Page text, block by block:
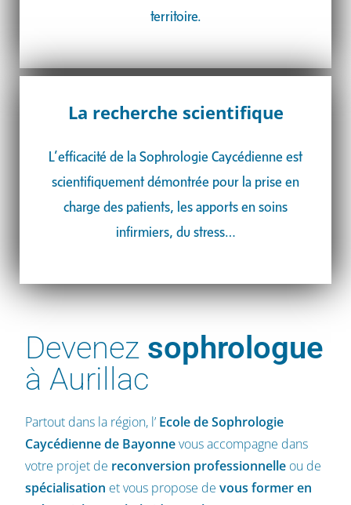
territoire.
La recherche scientifique
L’efficacité de la Sophrologie Caycédienne est
scientifiquement démontrée pour la prise en
charge des patients, les apports en soins
infirmiers, du stress…
Devenez sophrologue
à Aurillac
Partout dans la région, l’ Ecole de Sophrologie
Caycédienne de Bayonnevous accompagne dans
votre projet de reconversion professionnelle ou de
spécialisation et vous propose devous former en